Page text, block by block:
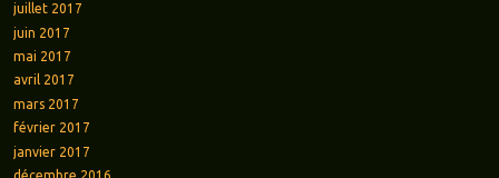
juillet 2017
juin 2017
mai 2017
avril 2017
mars 2017
février 2017
janvier 2017